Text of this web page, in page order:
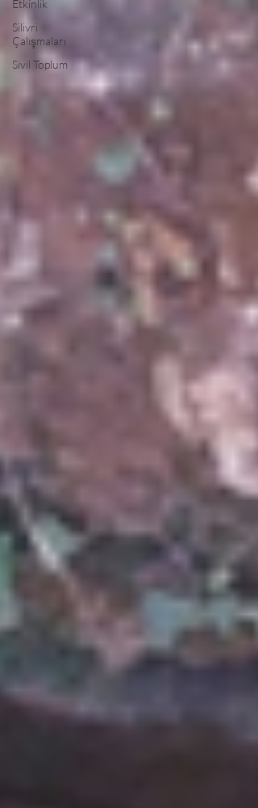
Etkinlik
Silivri
Çalışmaları
Sivil Toplum